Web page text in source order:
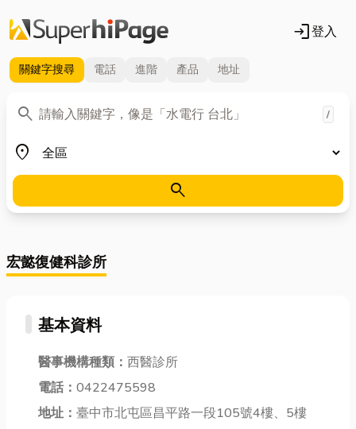
login登入
關鍵字搜尋 電話 進階 產品 地址
search
關鍵字 /
place
地區
search
宏懿復健科診所
基本資料
醫事機構種類： 西醫診所
電話： 0422475598
地址： 臺中市北屯區昌平路一段105號4樓、5樓